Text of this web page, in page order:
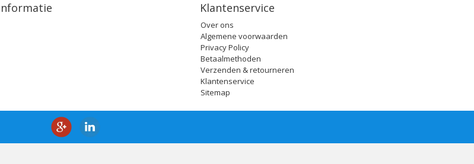
Klantenservice
Over ons
Algemene voorwaarden
Privacy Policy
Betaalmethoden
Verzenden & retourneren
Klantenservice
Sitemap